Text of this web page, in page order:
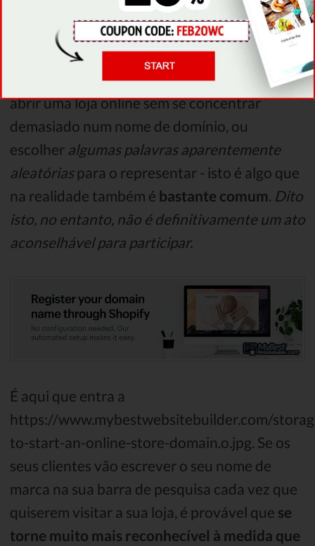
visitar o Facebook, é exatamente isso que
escreveria na sua barra de pesquisa, certo?
Claro, pode adiantar-se e e aprender como
abrir uma loja online sem se concentrar
demasiado num nome de domínio, ou
escolher algumas palavras aparentemente
aleatóriaspara o representar - isto é algo que
na realidade também é bastante comum. Dito
isto, no entanto, não é definitivamente um ato
aconselhável para participar.
É aqui que entra a
https://www.mybestwebsitebuilder.com/
to-start-an-online-store-domain.o.jpg. Se os
seus clientes vão escrever o seu nome de
marca na sua barra de pesquisa cada vez que
quiserem visitar a sua loja, é provável que se
torne muito mais reconhecível à medida que